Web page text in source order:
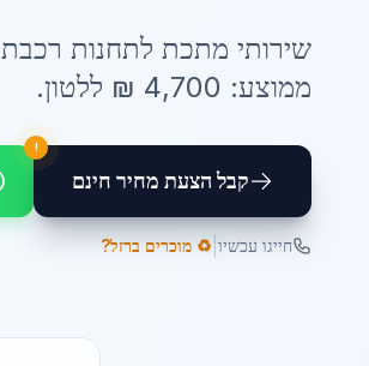
שירותי מתכת לתחנות רכבת
ממוצע: 4,700 ₪ ללטון.
קבל הצעת מחיר חינם
!
חייגו עכשיו ♻️ מוכרים ברזל?